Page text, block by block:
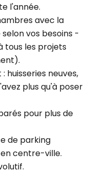
l'année.
avec la
vos besoins -
tous les projets
neuves,
plus qu'à poser
pour plus de
de parking
centre-ville.